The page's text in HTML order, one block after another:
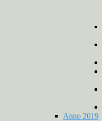
Anno 2019